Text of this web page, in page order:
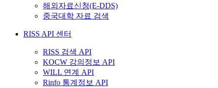
해외자료신청(E-DDS)
중국대학 자료 검색
RISS API 센터
RISS 검색 API
KOCW 강의정보 API
WILL 연계 API
Rinfo 통계정보 API